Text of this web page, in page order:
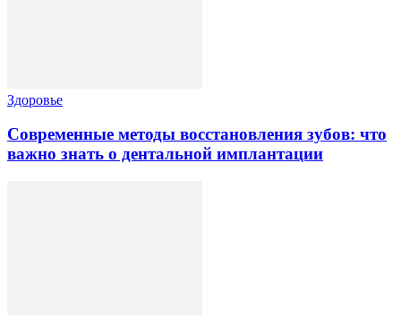
Здоровье
Современные методы восстановления зубов: что
важно знать о дентальной имплантации